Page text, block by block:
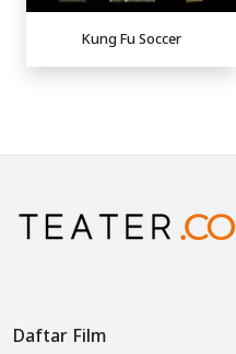
Kung Fu Soccer
Daftar Film